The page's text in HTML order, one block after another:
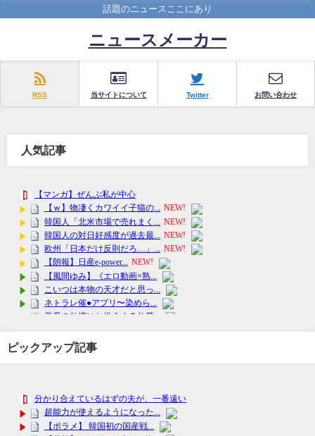
話題のニュースここにあり
ニュースメーカー
RSS 当サイトについて Twitter お問い合わせ
人気記事
ピックアップ記事